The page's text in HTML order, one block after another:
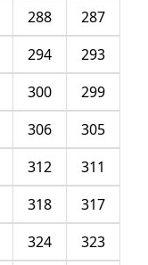
287
288
293
294
299
300
305
306
311
312
317
318
323
324